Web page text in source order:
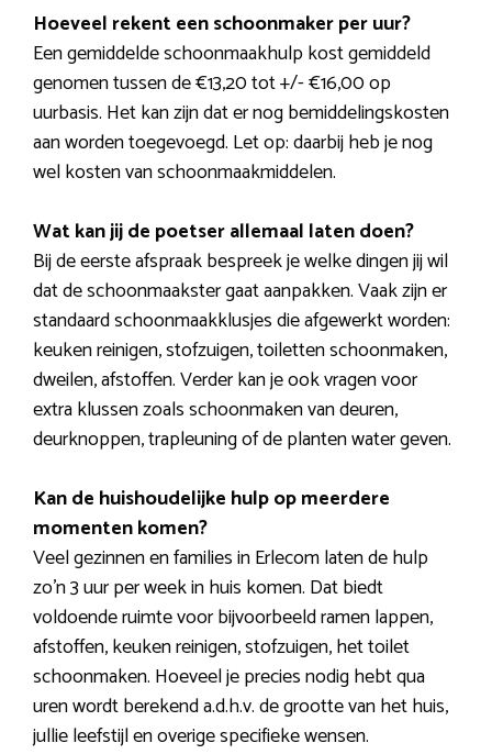
Hoeveel rekent een schoonmaker per uur?
Een gemiddelde schoonmaakhulp kost gemiddeld
genomen tussen de €13,20 tot +/- €16,00 op
uurbasis. Het kan zijn dat er nog bemiddelingskosten
aan worden toegevoegd. Let op: daarbij heb je nog
wel kosten van schoonmaakmiddelen.
Wat kan jij de poetser allemaal laten doen?
Bij de eerste afspraak bespreek je welke dingen jij wil
dat de schoonmaakster gaat aanpakken. Vaak zijn er
standaard schoonmaakklusjes die afgewerkt worden:
keuken reinigen, stofzuigen, toiletten schoonmaken,
dweilen, afstoffen. Verder kan je ook vragen voor
extra klussen zoals schoonmaken van deuren,
deurknoppen, trapleuning of de planten water geven.
Kan de huishoudelijke hulp op meerdere
momenten komen?
Veel gezinnen en families in Erlecom laten de hulp
zo’n 3 uur per week in huis komen. Dat biedt
voldoende ruimte voor bijvoorbeeld ramen lappen,
afstoffen, keuken reinigen, stofzuigen, het toilet
schoonmaken. Hoeveel je precies nodig hebt qua
uren wordt berekend a.d.h.v. de grootte van het huis,
jullie leefstijl en overige specifieke wensen.